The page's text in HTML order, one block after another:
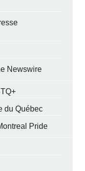
Newswire
du Québec
Pride